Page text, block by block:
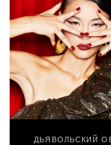
ДЬЯВОЛЬСКИЙ